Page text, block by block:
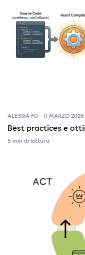
ALESSIA FD - 11 MARZO 2026
Best practices e
5 min di lettura